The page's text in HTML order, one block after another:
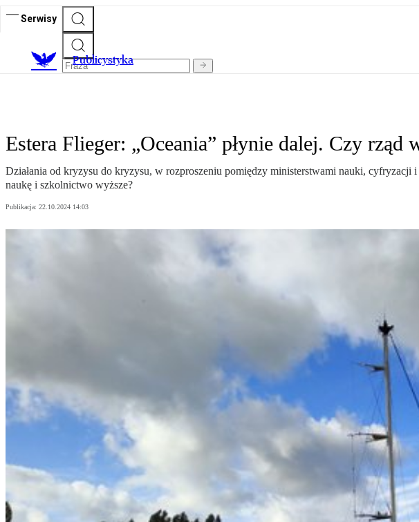
Serwisy
Publicystyka
Estera Flieger: „Oceania” płynie dalej. Czy rząd
Działania od kryzysu do kryzysu, w rozproszeniu pomiędzy ministerstwami nauki,
naukę i szkolnictwo wyższe?
Publikacja: 22.10.2024 14:03